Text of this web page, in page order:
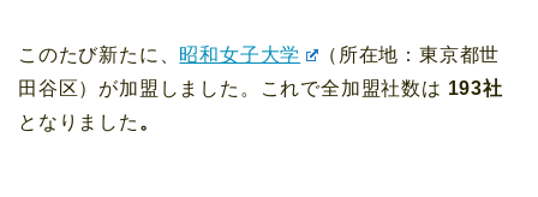
このたび新たに、 昭和女子大学
（所在地：東京都世
田谷区）が加盟しました。これで全加盟社数は 193社
となりました 。